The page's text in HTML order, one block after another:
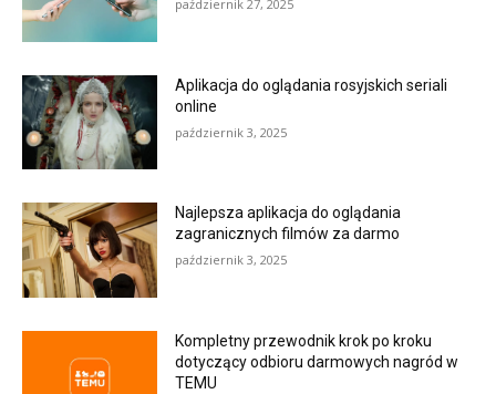
październik 27, 2025
Aplikacja do oglądania rosyjskich seriali
online
październik 3, 2025
Najlepsza aplikacja do oglądania
zagranicznych filmów za darmo
październik 3, 2025
Kompletny przewodnik krok po kroku
dotyczący odbioru darmowych nagród w
TEMU